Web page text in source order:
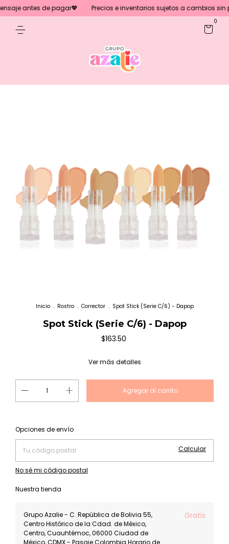
antes de pagar💖 Precios e inventarios sujetos a cambios sin
0
Inicio . Rostro . Corrector . Spot Stick (Serie C/6) - Dapop
Spot Stick (Serie C/6) - Dapop
$163.50
Ver más detalles
Entregas para el CP:
Opciones de envío
Calcular
No sé mi código postal
Nuestra tienda
Grupo Azalie - C. República de Bolivia 55,
Centro Histórico de la Cdad. de México,
Centro, Cuauhtémoc, 06000 Ciudad de
México, CDMX - Pasaje Colombia Horario de
Gratis